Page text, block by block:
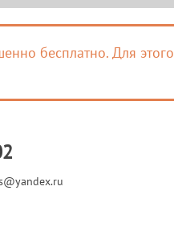
бесплатно. Для этого